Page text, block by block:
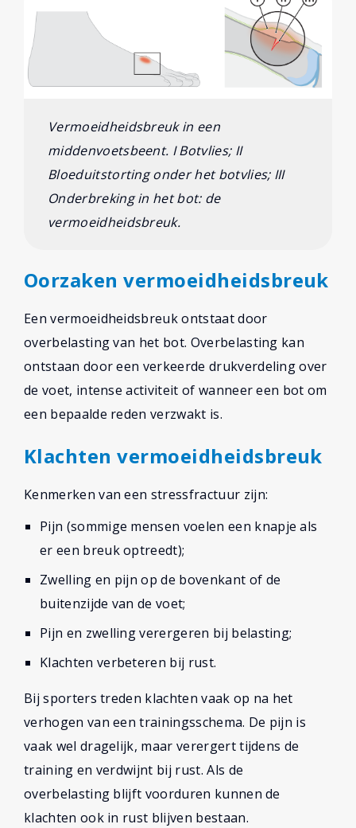
Vermoeidheidsbreuk in een
middenvoetsbeent. I Botvlies; II
Bloeduitstorting onder het botvlies; III
Onderbreking in het bot: de
vermoeidheidsbreuk.
Oorzaken vermoeidheidsbreuk
Een vermoeidheidsbreuk ontstaat door
overbelasting van het bot. Overbelasting kan
ontstaan door een verkeerde drukverdeling over
de voet, intense activiteit of wanneer een bot om
een bepaalde reden verzwakt is.
Klachten vermoeidheidsbreuk
Kenmerken van een stressfractuur zijn:
Pijn (sommige mensen voelen een knapje als
er een breuk optreedt);
Zwelling en pijn op de bovenkant of de
buitenzijde van de voet;
Pijn en zwelling verergeren bij belasting;
Klachten verbeteren bij rust.
Bij sporters treden klachten vaak op na het
verhogen van een trainingsschema. De pijn is
vaak wel dragelijk, maar verergert tijdens de
training en verdwijnt bij rust. Als de
overbelasting blijft voorduren kunnen de
klachten ook in rust blijven bestaan.